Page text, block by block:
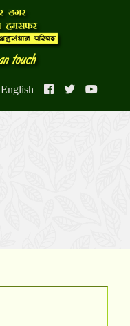
English